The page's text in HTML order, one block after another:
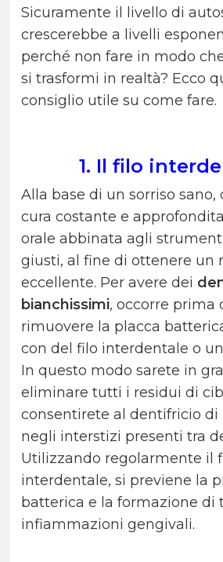
Sicuramente il livello di
crescerebbe a livelli
perché non fare in modo
si trasformi in realtà? Ecco
consiglio utile su come fare.
1. Il filo
Alla base di un sorriso sano,
cura costante e
orale abbinata agli
giusti, al fine di ottenere un
eccellente. Per avere dei
bianchissimi, occorre prima
rimuovere la placca
con del filo interdentale o
In questo modo sarete in
eliminare tutti i residui di
consentirete al dentifricio di
negli interstizi presenti tra
Utilizzando regolarmente il
interdentale, si previene la
batterica e la formazione di
infiammazioni gengivali.